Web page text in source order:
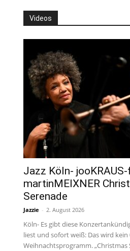
Videos
Jazz Köln-
martinMEIXNER
Serenade
Jazzie - 2. August 2026
Köln- Es gibt diese
liest und sofort weiß: Das wird kein
Weihnachtsprogramm. „Christmas